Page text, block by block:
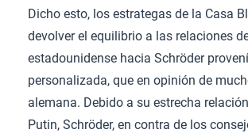
Dicho esto, los estrategas de la Casa
devolver el equilibrio a las relaciones
estadounidense hacia Schröder
personalizada, que en opinión de
alemana. Debido a su estrecha
Putin, Schröder, en contra de los